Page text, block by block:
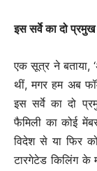
इस सर्वे का दो प्रमुख
एक सूत्र ने बताया,
थीं, मगर हम अब
इस सर्वे का दो
फैमिली का कोई
विदेश से या फिर
टारगेटेड किलिंग